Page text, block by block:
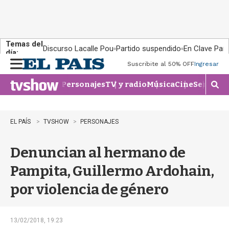
Temas del
día:
Discurso Lacalle Pou Partido suspendido En Clave País
n
u
Suscribite al 50% OFFIngresar
PersonajesTV y radioMúsicaCineSeries
M
o
EL PAÍS TVSHOW PERSONAJES
Denuncian al hermano de
Pampita, Guillermo Ardohain,
por violencia de género
13/02/2018, 19:23